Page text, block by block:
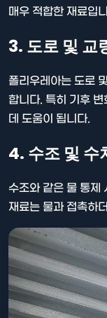
매우 적합한 재료입
3. 도로 및 교
폴리우레아는 도로
합니다. 특히 기후
데 도움이 됩니다.
4. 수조 및 수
수조와 같은 물 통제
재료는 물과 접촉하